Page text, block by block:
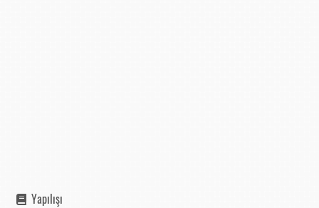
Yapılışı